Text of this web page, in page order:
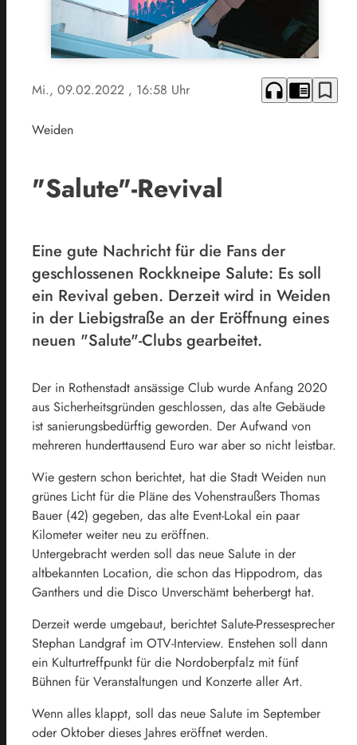
Mi., 09.02.2022 , 16:58 Uhr headphones chrome_reader_mode bookmark_border
Weiden
"Salute"-Revival
Eine gute Nachricht für die Fans der
geschlossenen Rockkneipe Salute: Es soll
ein Revival geben. Derzeit wird in Weiden
in der Liebigstraße an der Eröffnung eines
neuen "Salute"-Clubs gearbeitet.
Der in Rothenstadt ansässige Club wurde Anfang 2020
aus Sicherheitsgründen geschlossen, das alte Gebäude
ist sanierungsbedürftig geworden. Der Aufwand von
mehreren hunderttausend Euro war aber so nicht leistbar.
Wie gestern schon berichtet, hat die Stadt Weiden nun
grünes Licht für die Pläne des Vohenstraußers Thomas
Bauer (42) gegeben, das alte Event-Lokal ein paar
Kilometer weiter neu zu eröffnen.
Untergebracht werden soll das neue Salute in der
altbekannten Location, die schon das Hippodrom, das
Ganthers und die Disco Unverschämt beherbergt hat.
Derzeit werde umgebaut, berichtet Salute-Pressesprecher
Stephan Landgraf im OTV-Interview. Enstehen soll dann
ein Kulturtreffpunkt für die Nordoberpfalz mit fünf
Bühnen für Veranstaltungen und Konzerte aller Art.
Wenn alles klappt, soll das neue Salute im September
oder Oktober dieses Jahres eröffnet werden.